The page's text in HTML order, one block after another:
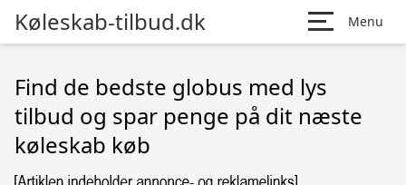
Køleskab-tilbud.dk Menu
Find de bedste globus med lys
tilbud og spar penge på dit næste
køleskab køb